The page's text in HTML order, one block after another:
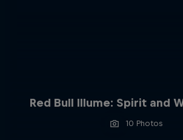
Red Bull Illume: Spirit and
10 Photos